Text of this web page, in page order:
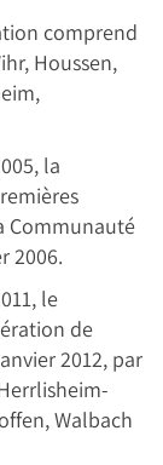
comprend
Houssen,
la
Communauté
2006.
le
de
2012, par
Walbach